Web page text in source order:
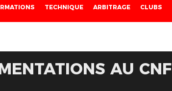
TECHNIQUE ARBITRAGE CLUBS
AU CNF